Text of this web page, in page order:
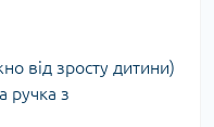
від зросту дитини)
ручка з